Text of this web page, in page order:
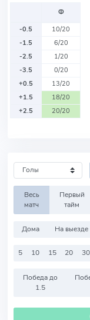
Ф
-0.5
10/20
-1.5
6/20
-2.5
1/20
-3.5
0/20
+0.5
13/20
+1.5
18/20
+2.5
20/20
Весь
матч
Первый
тайм
Дома На выезде
5 10 15 20 30
Победа до
1.5